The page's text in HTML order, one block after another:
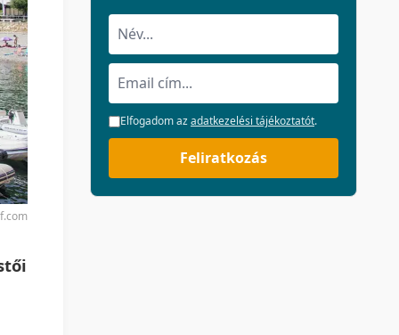
Elfogadom azadatkezelési tájékoztatót.
Feliratkozás